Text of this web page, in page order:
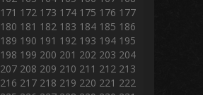
171 172 173 174 175 176 177
180 181 182 183 184 185 186
189 190 191 192 193 194 195
198 199 200 201 202 203 204
207 208 209 210 211 212 213
216 217 218 219 220 221 222